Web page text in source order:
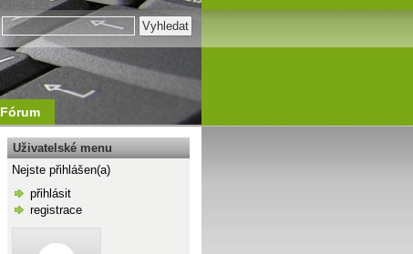
Fórum
Uživatelské menu
Nejste přihlášen(a)
přihlásit
registrace